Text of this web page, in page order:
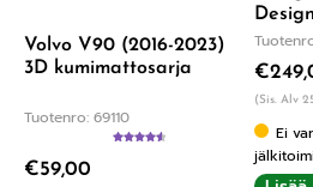
Volvo V90 (2016-2023)
3D kumimattosarja
Tuotenro: 69110
€59,00
€
(Sis. Alv
Ei